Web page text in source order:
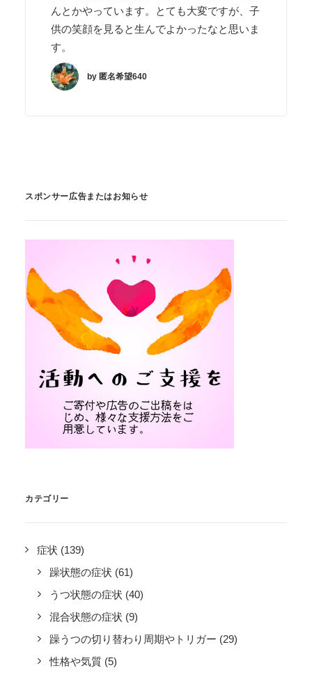
んとかやっています。とても大変ですが、子
供の笑顔を見ると生んでよかったなと思いま
す。
by 匿名希望640
スポンサー広告またはお知らせ
カテゴリー
症状 (139)
躁状態の症状 (61)
うつ状態の症状 (40)
混合状態の症状 (9)
躁うつの切り替わり周期やトリガー (29)
性格や気質 (5)